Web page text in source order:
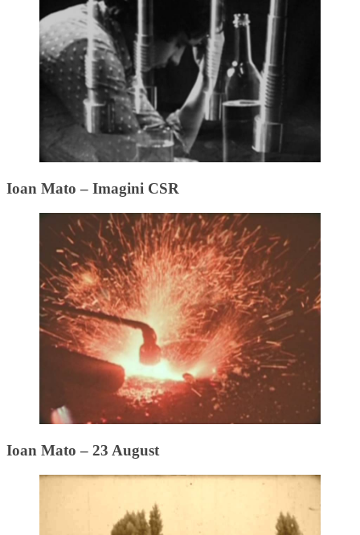
Ioan Mato – Imagini CSR
Ioan Mato – 23 August